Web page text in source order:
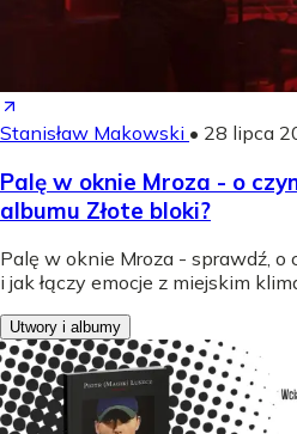
Stanisław Makowski • 28 lipca
Palę w oknie Mroza - o
albumu Złote bloki?
Palę w oknie Mroza - sprawdź, o
i jak łączy emocje z miejskim
Utwory i albumy